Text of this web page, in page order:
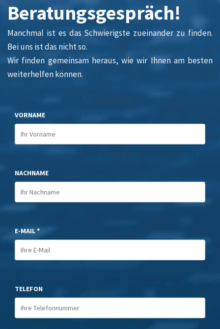
Beratungsgespräch!
Manchmal ist es das Schwierigste zueinander zu finden.
Bei uns ist das nicht so.
Wir finden gemeinsam heraus, wie wir Ihnen am besten
weiterhelfen können.
VORNAME
NACHNAME
E-MAIL *
TELEFON